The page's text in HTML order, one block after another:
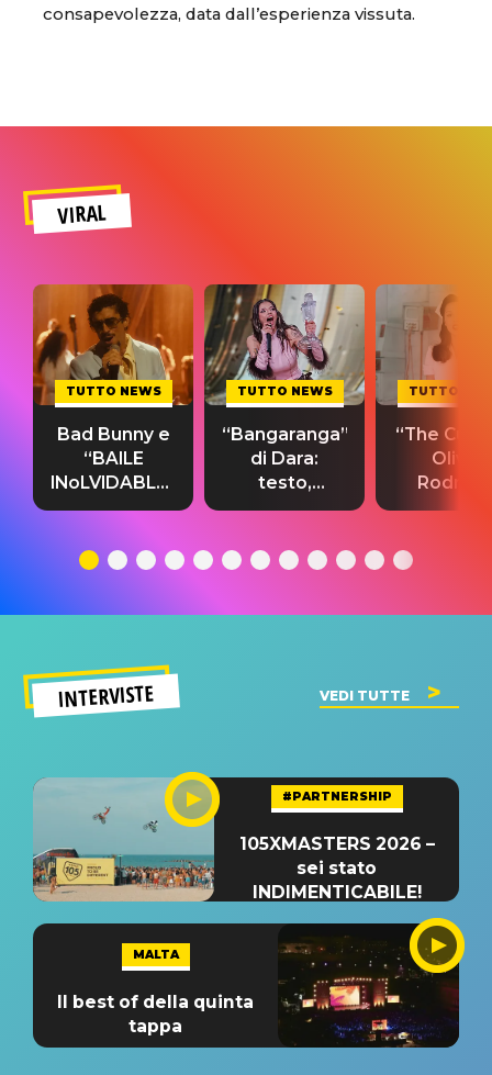
consapevolezza, data dall’esperienza vissuta.
VIRAL
TUTTO NEWS
Bad Bunny e
“BAILE
INoLVIDABLE”:
testo,
significato
TUTTO NEWS
“Bangaranga”
di Dara:
testo,
traduzione e
del singolo
TUTTO
“The
Olivia
testo,
INTERVISTE VEDI TUTTE
#PARTNERSHIP
105XMASTERS 2026 –
sei stato
INDIMENTICABILE!
MALTA
Il best of della quinta
tappa